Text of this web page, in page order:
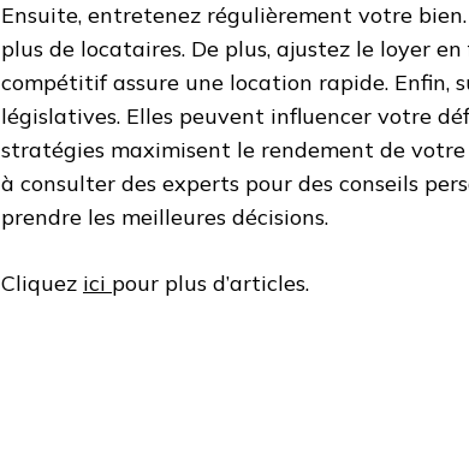
Ensuite, entretenez régulièrement votre
plus de locataires. De plus, ajustez le loyer
compétitif assure une location rapide. Enfin,
législatives. Elles peuvent influencer votre
stratégies maximisent le rendement de votre
à consulter des experts pour des conseils
prendre les meilleures décisions.
Cliquez ici pour plus d’articles.